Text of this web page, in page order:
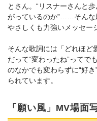
とさん。“リスナーさんと
がっているのか”……そんな
やさしくも力強いメッセー
そんな歌詞には「どれほど
だって“変わったね”ってで
のなかでも変わらずに“好
られています。
「願い風」MV場面